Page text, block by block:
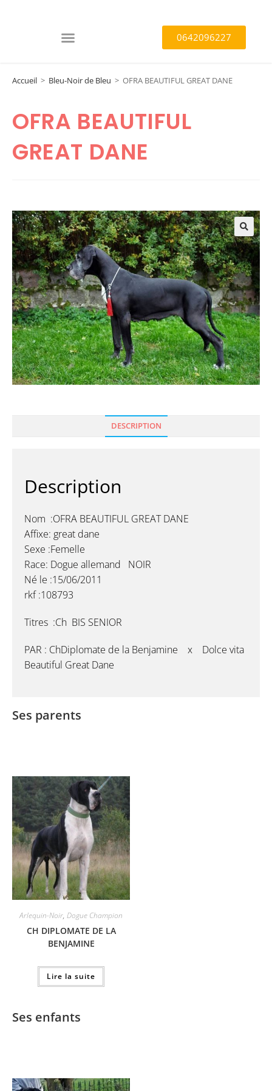
0642096227
Accueil > Bleu-Noir de Bleu > OFRA BEAUTIFUL GREAT DANE
OFRA BEAUTIFUL
GREAT DANE
🔍
DESCRIPTION
Description
Nom :OFRA BEAUTIFUL GREAT DANE
Affixe: great dane
Sexe :Femelle
Race: Dogue allemand NOIR
Né le :15/06/2011
rkf :108793
Titres :Ch BIS SENIOR
PAR : ChDiplomate de la Benjamine x Dolce vita
Beautiful Great Dane
Ses parents
Arlequin-Noir, Dogue Champion
CH DIPLOMATE DE LA
BENJAMINE
Lire la suite
Ses enfants